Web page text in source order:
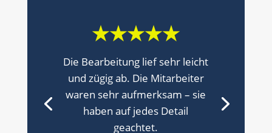
★★★★★
Die Bearbeitung lief sehr leicht
und zügig ab. Die Mitarbeiter
waren sehr aufmerksam – sie
haben auf jedes Detail
geachtet.